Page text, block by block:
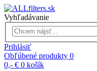
Vyhľadávanie
Prihlásiť
Obľúbené produkty 0
0,- € 0 košík